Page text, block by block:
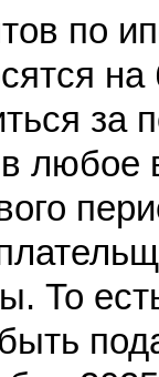
по
за
любое
То